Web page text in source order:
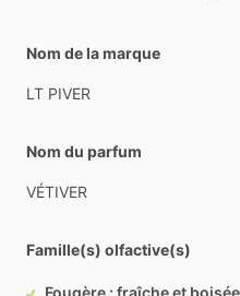
Nom de la marque
LT PIVER
Nom du parfum
VÉTIVER
Famille(s) olfactive(s)
Fougère : fraîche et